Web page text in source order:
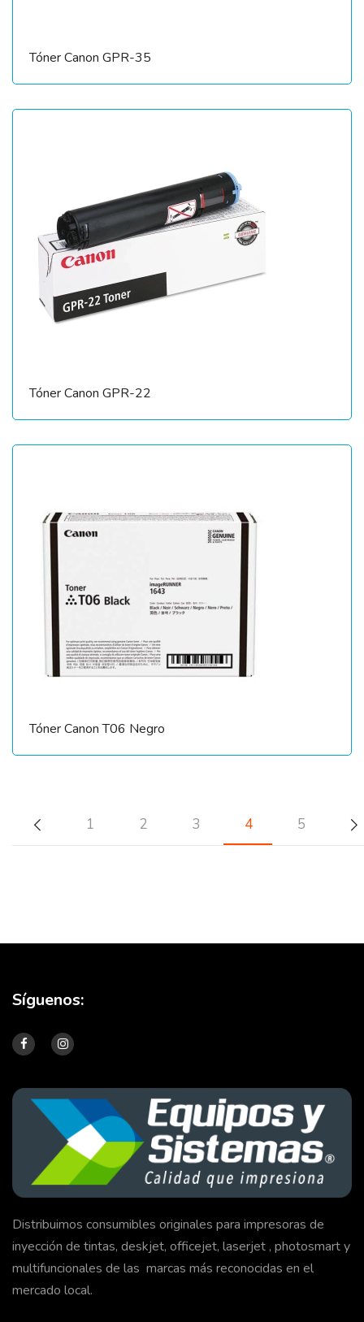
Tóner Canon GPR-35
Tóner Canon GPR-22
Tóner Canon T06 Negro
1 2 3 4 5
Distribuimos consumibles originales para impresoras de
inyección de tintas, deskjet, officejet, laserjet , photosmart y
multifuncionales de las marcas más reconocidas en el
mercado local.
Síguenos: